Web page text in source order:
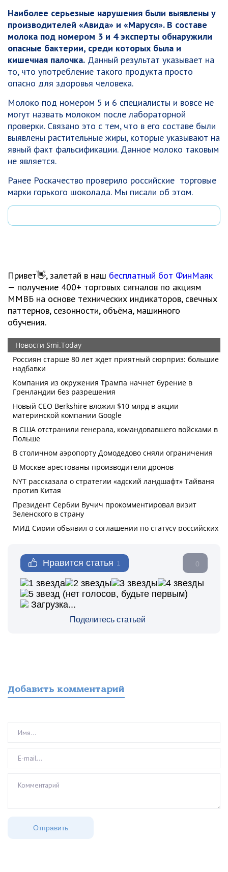
Наиболее серьезные нарушения были выявлены у
производителей «Авида» и «Маруся». В составе
молока под номером 3 и 4 эксперты обнаружили
опасные бактерии, среди которых была и
кишечная палочка. Данный результат указывает на
то, что употребление такого продукта просто
опасно для здоровья человека.
Молоко под номером 5 и 6 специалисты и вовсе не
могут назвать молоком после лабораторной
проверки. Связано это с тем, что в его составе были
выявлены растительные жиры, которые указывают на
явный факт фальсификации. Данное молоко таковым
не является.
Ранее Роскачество проверило российские торговые
марки горького шоколада. Мы писали об этом.
Привет👋, залетай в наш бесплатный бот ФинМаяк
— получение 400+ торговых сигналов по акциям
ММВБ на основе технических индикаторов, свечных
паттернов, сезонности, объёма, машинного
обучения.
Нравится статья 1 0
Поделитесь статьей
(нет голосов, будьте первым)
Загрузка...
Добавить комментарий